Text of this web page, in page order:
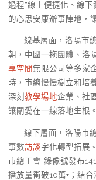
過程“線上便捷化、線
的心思安康辦事陣地，
線基層面，洛陽市
朝，中國一拖團體、洛
享空間無限公司等多家
時，市總慢慢樹立和培
深刻 教學場地企業、社
讓關愛在一線落地生根。
線下層面，洛陽市
事數訪談字化轉型拓展
市總工會”錄像號發布
播放量衝破10萬+；結